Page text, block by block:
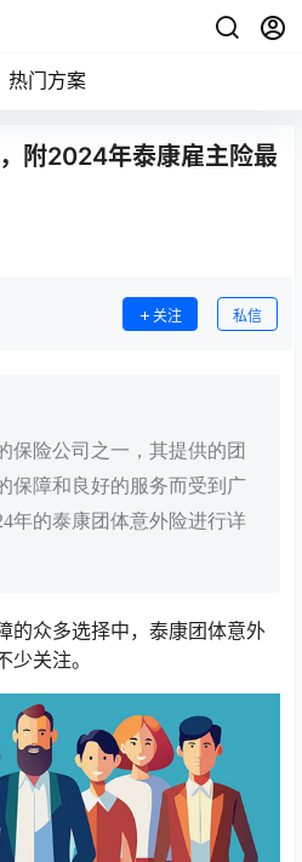
热门方案
附2024年泰康雇主险最
关注 私信
保险公司之一，其提供的团
保障和良好的服务而受到广
年的泰康团体意外险进行详
的众多选择中，泰康团体意外
关注。